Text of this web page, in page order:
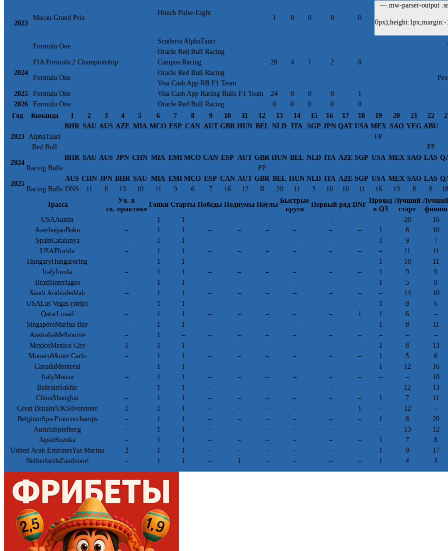
2023
Hitech Pulse-Eight
Macau Grand Prix 1 0 0 0 0
—.mw-parser-output
Formula One
Scuderia AlphaTauri
Oracle Red Bull Racing
2024
FIA Formula 2 Championship Campos Racing 28 4 1 2
8
Formula One
Oracle Red Bull Racing
Visa Cash App RB F1 Team
2025
Formula One Visa Cash App Racing Bulls F1 Team 24 0 0 0
1
2026
Formula One Oracle Red Bull Racing 0 0 0 0
0
Год
Команда 1 2 3 4 5 6 7 8 9 10 11 12 13 14 15 16 17 18 19 20 21 22
2023
BHR SAU AUS AZE MIA MCO ESP CAN AUT GBR HUN BEL NLD ITA SGP JPN QAT USA MEX SAO VEG ABU
AlphaTauri
FP
Red Bull
FP
2024
BHR SAU AUS JPN CHN MIA EMI MCO CAN ESP AUT GBR HUN BEL NLD ITA AZE SGP USA MEX SAO LAS
Racing Bulls
FP
2025
AUS CHN JPN BHR SAU MIA EMI MCO ESP CAN AUT GBR BEL HUN NLD ITA AZE SGP USA MEX SAO LAS
Racing Bulls DNS 11 8 13 10 11 9 6 7 16 12 R 20 11 3 10 10 11 16 13 8 6
Трасса
Уч. в
св. практике
Гонки Старты Победы Подиумы Поулы Быстрые
круги
Первый ряд DNF Проход
в Q3
Лучший
старт
финиш
USAAustin
– 1 1 – – – – – – – 20
16
AzerbaijanBaku
– 1 1 – – – – – – 1 8
10
SpainCatalunya
– 1 1 – – – – – – 1 9
7
USAFlorida
– 1 1 – – – – – – – 11
11
HungaryHungaroring
– 1 1 – – – – – – 1 10
11
ItalyImola
– 1 1 – – – – – – 1 9
9
BrazilInterlagos
– 1 1 – – – – – – 1 5
8
Saudi ArabiaJeddah
– 1 1 – – – – – – – 14
10
USALas Vegas (strip)
– 1 1 – – – – – – 1 8
6
QatarLosail
– 1 1 – – – – – 1 1 6
–
SingaporeMarina Bay
– 1 1 – – – – – – 1 8
11
AustraliaMelbourne
– 1 – – – – – – – – –
–
MexicoMexico City
1 1 1 – – – – – – 1 8
13
MonacoMonte Carlo
– 1 1 – – – – – – 1 5
6
CanadaMontreal
– 1 1 – – – – – – 1 12
16
ItalyMonza
– 1 1 – – – – – – – –
10
BahrainSakhir
– 1 1 – – – – – – – 12
13
ChinaShanghai
– 1 1 – – – – – – 1 7
11
Great Britain/UKSilverstone
1 1 1 – – – – – 1 – 12
–
BelgiumSpa-Francorchamps
– 1 1 – – – – – – 1 8
20
AustriaSpielberg
– 1 1 – – – – – – – 13
12
JapanSuzuka
– 1 1 – – – – – – 1 7
8
United Arab EmiratesYas Marina
2 1 1 – – – – – – 1 9
17
NetherlandsZandvoort
– 1 1 – 1 – – – – 1 4 3